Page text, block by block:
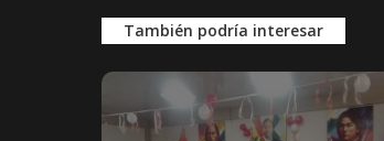
También podría interesar